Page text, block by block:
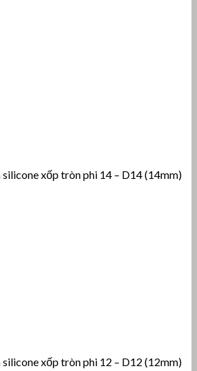
silicone xốp tròn phi 14 – D14 (14mm)
silicone xốp tròn phi 12 – D12 (12mm)